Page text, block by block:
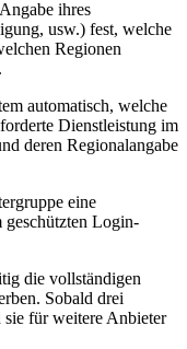
ihres
usw.) fest, welche
Regionen
automatisch, welche
Dienstleistung im
deren Regionalangabe
eine
geschützten Login-
die vollständigen
Sobald drei
für weitere Anbieter